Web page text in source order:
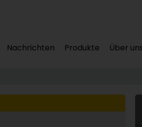
Nachrichten Produkte Über